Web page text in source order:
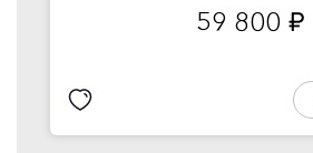
59 800 руб.